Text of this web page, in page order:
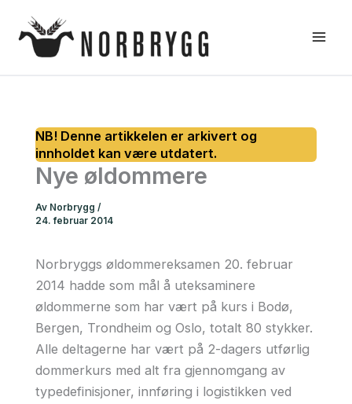
rett
Nye øldommere
Av Norbrygg /
24. februar 2014
Norbryggs øldommereksamen 20. februar
2014 hadde som mål å uteksaminere
øldommerne som har vært på kurs i Bodø,
Bergen, Trondheim og Oslo, totalt 80 stykker.
Alle deltagerne har vært på 2-dagers utførlig
dommerkurs med alt fra gjennomgang av
typedefinisjoner, innføring i logistikken ved